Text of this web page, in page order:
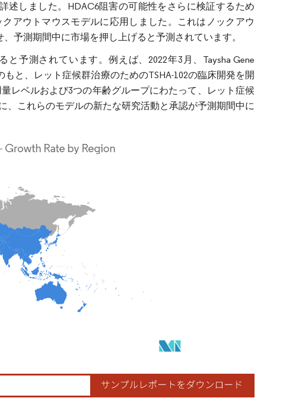
述しました。HDAC6阻害の可能性をさらに検証するため
アウトマウスモデルに応用しました。これはノックアウ
予測期間中に市場を押し上げると予測されています。
予測されています。例えば、2022年3月、Taysha Gene
と、レット症候群治療のためのTSHA-102の臨床開発を開
レベルおよび3つの年齢グループにわたって、レット症候
これらのモデルの新たな研究活動と承認が予測期間中に